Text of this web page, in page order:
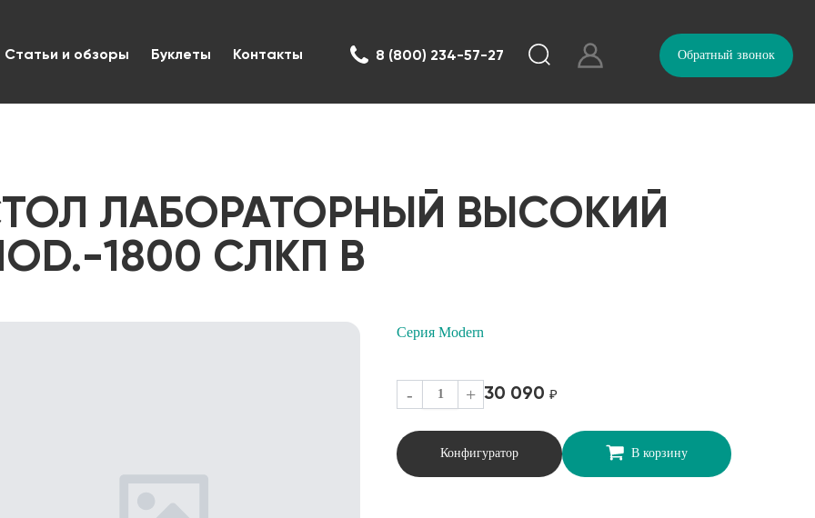
Статьи и обзоры Буклеты Контакты 8 (800) 234-57-27 Обратный звонок
ЛАБОРАТОРНЫЙ ВЫСОКИЙ
1800 СЛКП В
Серия Modern
- + 30 090 ₽
Конфигуратор В корзину